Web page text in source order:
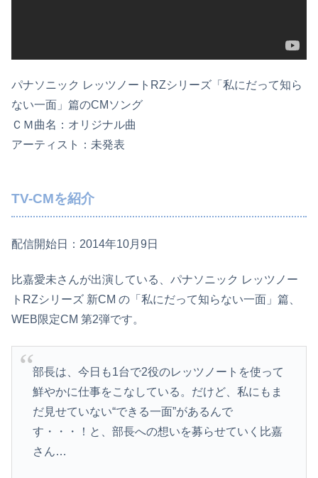
パナソニック レッツノートRZシリーズ「私にだって知ら
ない一面」篇のCMソング
ＣＭ曲名：オリジナル曲
アーティスト：未発表
TV-CMを紹介
配信開始日：2014年10月9日
比嘉愛未さんが出演している、パナソニック レッツノー
トRZシリーズ 新CM の「私にだって知らない一面」篇、
WEB限定CM 第2弾です。
部長は、今日も1台で2役のレッツノートを使って
鮮やかに仕事をこなしている。だけど­、私にもま
だ見せていない“できる一面”があるんで
す・・・！と、部長への想いを募ら­せていく比嘉
さん…